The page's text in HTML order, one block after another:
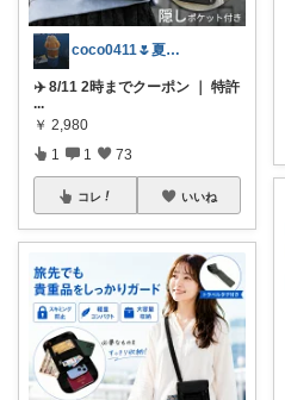
coco0411🌷夏グッズ色々🌻
✈️ 8/11 2時までクーポン ｜ 特許
...
￥ 2,980
1 1 73
コレ いいね